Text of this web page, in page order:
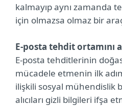
kalmayıp aynı zamanda
için olmazsa olmaz bir
E-posta tehdit ortamını
E-posta tehditlerinin
mücadele etmenin ilk
ilişkili sosyal mühendislik
alıcıları gizli bilgileri ifşa